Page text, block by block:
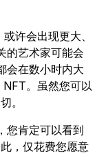
许会出现更大、
的艺术家可能会
会在数小时内大
。虽然您可以
。
您肯定可以看到
，仅花费您愿意